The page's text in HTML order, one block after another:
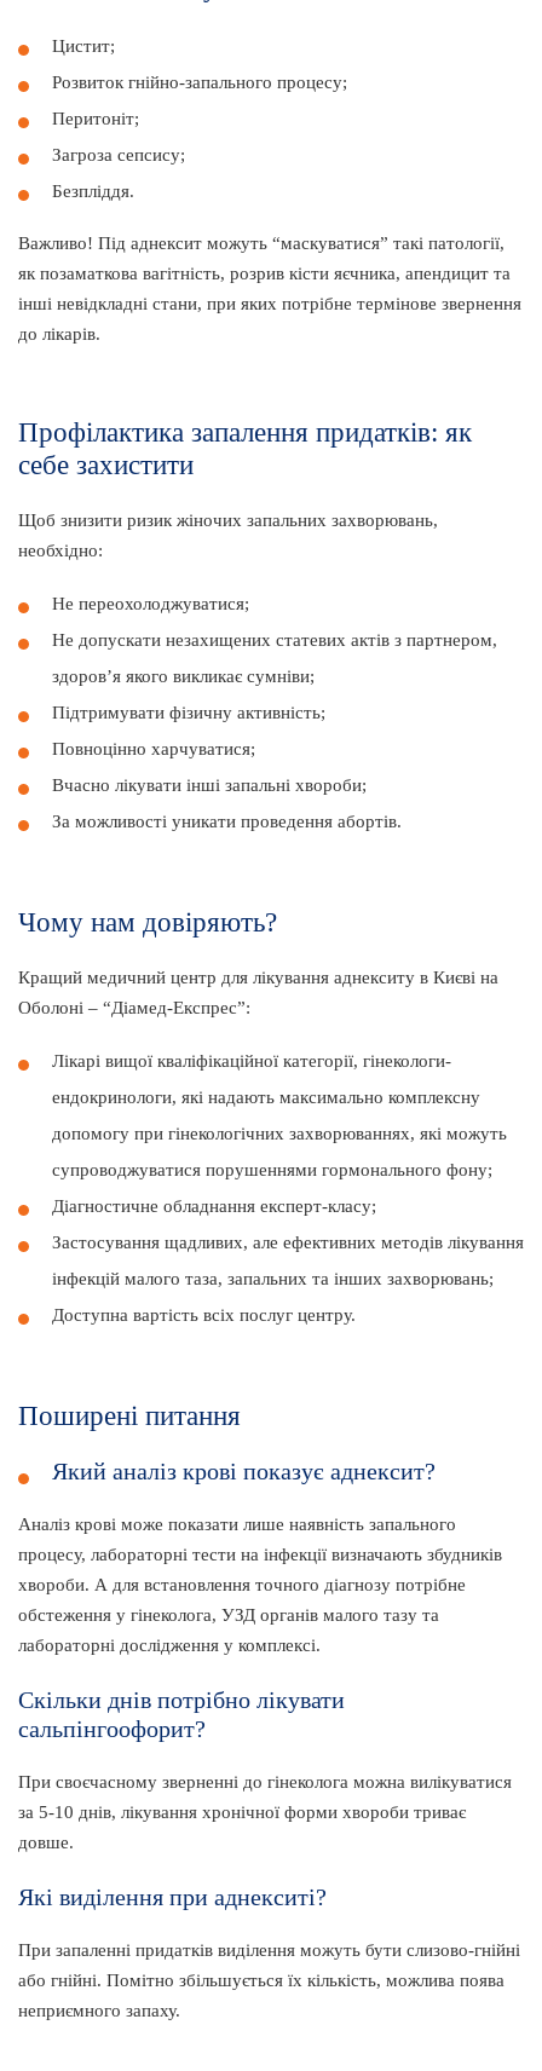
Цистит;
Розвиток гнійно-запального процесу;
Перитоніт;
Загроза сепсису;
Безпліддя.
Важливо! Під аднексит можуть “маскуватися” такі патології,
як позаматкова вагітність, розрив кісти яєчника, апендицит та
інші невідкладні стани, при яких потрібне термінове звернення
до лікарів.
Профілактика запалення придатків: як
себе захистити
Щоб знизити ризик жіночих запальних захворювань,
необхідно:
Не переохолоджуватися;
Не допускати незахищених статевих актів з партнером,
здоров’я якого викликає сумніви;
Підтримувати фізичну активність;
Повноцінно харчуватися;
Вчасно лікувати інші запальні хвороби;
За можливості уникати проведення абортів.
Чому нам довіряють?
Кращий медичний центр для лікування аднекситу в Києві на
Оболоні – “Діамед-Експрес”:
Лікарі вищої кваліфікаційної категорії, гінекологи-
ендокринологи, які надають максимально комплексну
допомогу при гінекологічних захворюваннях, які можуть
супроводжуватися порушеннями гормонального фону;
Діагностичне обладнання експерт-класу;
Застосування щадливих, але ефективних методів лікування
інфекцій малого таза, запальних та інших захворювань;
Доступна вартість всіх послуг центру.
Поширені питання
Який аналіз крові показує аднексит?
Аналіз крові може показати лише наявність запального
процесу, лабораторні тести на інфекції визначають збудників
хвороби. А для встановлення точного діагнозу потрібне
обстеження у гінеколога, УЗД органів малого тазу та
лабораторні дослідження у комплексі.
Скільки днів потрібно лікувати
сальпінгоофорит?
При своєчасному зверненні до гінеколога можна вилікуватися
за 5-10 днів, лікування хронічної форми хвороби триває
довше.
Які виділення при аднекситі?
При запаленні придатків виділення можуть бути слизово-гнійні
або гнійні. Помітно збільшується їх кількість, можлива поява
неприємного запаху.